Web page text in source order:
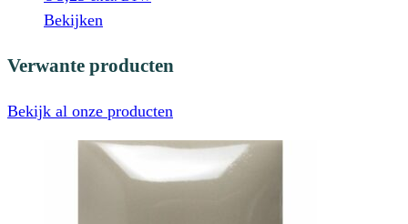
Bekijken
Verwante producten
Bekijk al onze producten